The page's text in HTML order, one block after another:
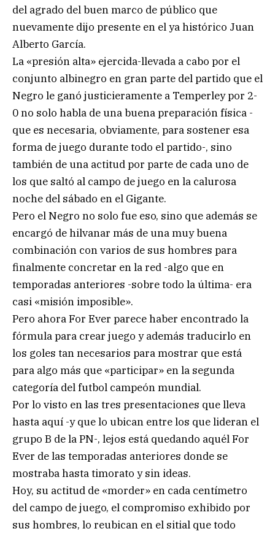
del agrado del buen marco de público que
nuevamente dijo presente en el ya histórico Juan
Alberto García.
La «presión alta» ejercida-llevada a cabo por el
conjunto albinegro en gran parte del partido que el
Negro le ganó justicieramente a Temperley por 2-
0 no solo habla de una buena preparación física -
que es necesaria, obviamente, para sostener esa
forma de juego durante todo el partido-, sino
también de una actitud por parte de cada uno de
los que saltó al campo de juego en la calurosa
noche del sábado en el Gigante.
Pero el Negro no solo fue eso, sino que además se
encargó de hilvanar más de una muy buena
combinación con varios de sus hombres para
finalmente concretar en la red -algo que en
temporadas anteriores -sobre todo la última- era
casi «misión imposible».
Pero ahora For Ever parece haber encontrado la
fórmula para crear juego y además traducirlo en
los goles tan necesarios para mostrar que está
para algo más que «participar» en la segunda
categoría del futbol campeón mundial.
Por lo visto en las tres presentaciones que lleva
hasta aquí -y que lo ubican entre los que lideran el
grupo B de la PN-, lejos está quedando aquél For
Ever de las temporadas anteriores donde se
mostraba hasta timorato y sin ideas.
Hoy, su actitud de «morder» en cada centímetro
del campo de juego, el compromiso exhibido por
sus hombres, lo reubican en el sitial que todo